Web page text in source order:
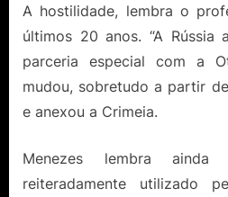
A hostilidade, lembra o
últimos 20 anos. “A
parceria especial com a
mudou, sobretudo a partir
e anexou a Crimeia.
Menezes lembra
reiteradamente utilizado